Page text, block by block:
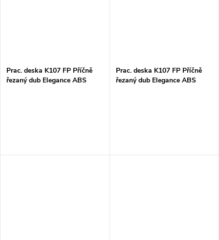
Prac. deska K107 FP Příčně
řezaný dub Elegance ABS
Prac. deska K107 FP Příčně
řezaný dub Elegance ABS